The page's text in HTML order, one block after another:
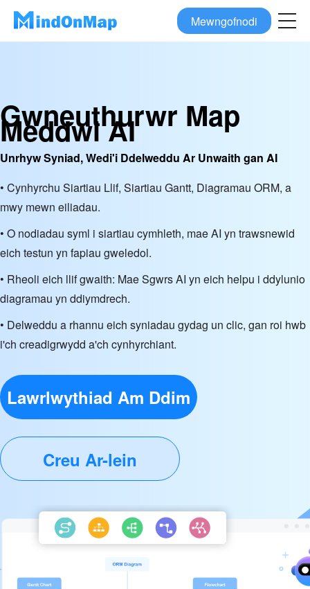
Mewngofnodi
Gwneuthurwr Map
Meddwl AI
Unrhyw Syniad, Wedi'i Ddelweddu Ar Unwaith gan AI
• Cynhyrchu Siartiau Llif, Siartiau Gantt, Diagramau ORM, a
mwy mewn eiliadau.
• O nodiadau syml i siartiau cymhleth, mae AI yn trawsnewid
eich testun yn fapiau gweledol.
• Rheoli eich llif gwaith: Mae Sgwrs AI yn eich helpu i ddylunio
diagramau yn ddiymdrech.
• Delweddu a rhannu eich syniadau gydag un clic, gan roi hwb
i'ch creadigrwydd a'ch cynhyrchiant.
Lawrlwythiad Am Ddim
Creu Ar-lein